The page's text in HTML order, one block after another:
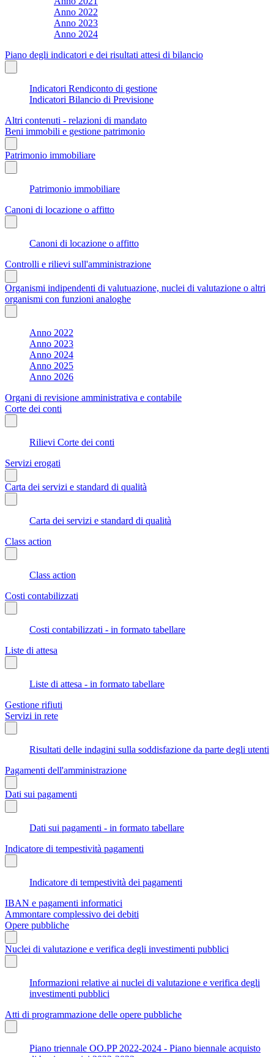
Anno 2022
Anno 2023
Anno 2024
Piano degli indicatori e dei risultati attesi di bilancio
Indicatori Rendiconto di gestione
Indicatori Bilancio di Previsione
Altri contenuti - relazioni di mandato
Beni immobili e gestione patrimonio
Patrimonio immobiliare
Patrimonio immobiliare
Canoni di locazione o affitto
Canoni di locazione o affitto
Controlli e rilievi sull'amministrazione
Organismi indipendenti di valutuazione, nuclei di valutazione o altri
organismi con funzioni analoghe
Anno 2022
Anno 2023
Anno 2024
Anno 2025
Anno 2026
Organi di revisione amministrativa e contabile
Corte dei conti
Rilievi Corte dei conti
Servizi erogati
Carta dei servizi e standard di qualità
Carta dei servizi e standard di qualità
Class action
Class action
Costi contabilizzati
Costi contabilizzati - in formato tabellare
Liste di attesa
Liste di attesa - in formato tabellare
Gestione rifiuti
Servizi in rete
Risultati delle indagini sulla soddisfazione da parte degli utenti
Pagamenti dell'amministrazione
Dati sui pagamenti
Dati sui pagamenti - in formato tabellare
Indicatore di tempestività pagamenti
Indicatore di tempestività dei pagamenti
IBAN e pagamenti informatici
Ammontare complessivo dei debiti
Opere pubbliche
Nuclei di valutazione e verifica degli investimenti pubblici
Informazioni relative ai nuclei di valutazione e verifica degli
investimenti pubblici
Atti di programmazione delle opere pubbliche
Piano triennale OO.PP 2022-2024 - Piano biennale acquisto